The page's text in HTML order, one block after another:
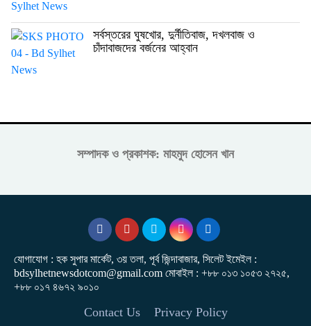
সর্বস্তরের ঘুষখোর, দুর্নীতিবাজ, দখলবাজ ও
চাঁদাবাজদের বর্জনের আহ্বান
সম্পাদক ও প্রকাশক: মাহমুদ হোসেন খান
যোগাযোগ : হক সুপার মার্কেট, ৩য় তলা, পূর্ব জিন্দাবাজার, সিলেট ইমেইল :
bdsylhetnewsdotcom@gmail.com মোবাইল : +৮৮ ০১৩ ১০৫৩ ২৭২৫,
+৮৮ ০১৭ ৪৬৭২ ৯০১০
Contact Us Privacy Policy